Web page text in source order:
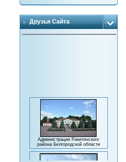
Друзья Сайта
Администрация Ракитянского
района Белгородской области